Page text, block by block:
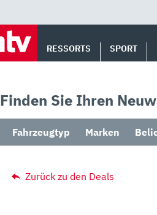
RESSORTS SPORT
Finden Sie Ihren
Fahrzeugtyp Marken
Zurück zu den Deals